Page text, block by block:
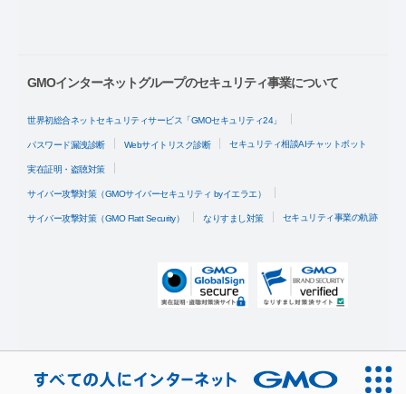
GMOインターネットグループのセキュリティ事業について
世界初総合ネットセキュリティサービス「GMOセキュリティ24」
パスワード漏洩診断 Webサイトリスク診断 セキュリティ相談AIチャットボット
実在証明・盗聴対策
サイバー攻撃対策（GMOサイバーセキュリティ byイエラエ）
サイバー攻撃対策（GMO Flatt Security） なりすまし対策 セキュリティ事業の軌跡